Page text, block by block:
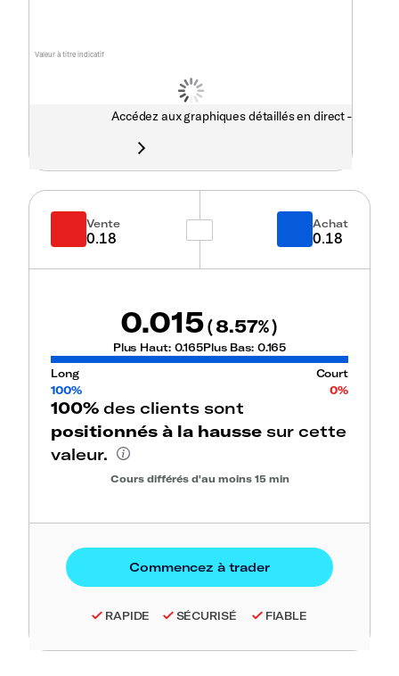
Valeur à titre indicatif
Accédez aux graphiques détaillés en direct -
Vente
0.18
Achat
0.18
0.015(8.57%)
Plus Haut: 0.165Plus Bas: 0.165
Long
Court
100%
0%
100% des clients sont
positionnés à la hausse sur cette
valeur.
Cours différés d'au moins 15 min
RAPIDE SÉCURISÉ FIABLE